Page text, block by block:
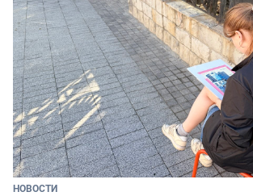
НОВОСТИ